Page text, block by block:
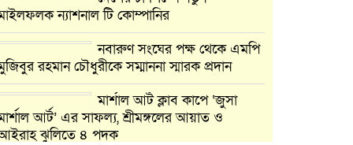
ন্যাশনাল টি কোম্পানির
নবারুণ সংঘের পক্ষ থেকে এমপি
রহমান চৌধুরীকে সম্মাননা স্মারক প্রদান
মার্শাল আর্ট ক্লাব কাপে ‘জুসা
আর্ট’ এর সাফল্য, শ্রীমঙ্গলের আয়াত ও
ঝুলিতে ৪ পদক